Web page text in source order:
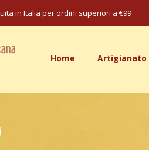
in Italia per ordini superiori a €99
Home Artigianato